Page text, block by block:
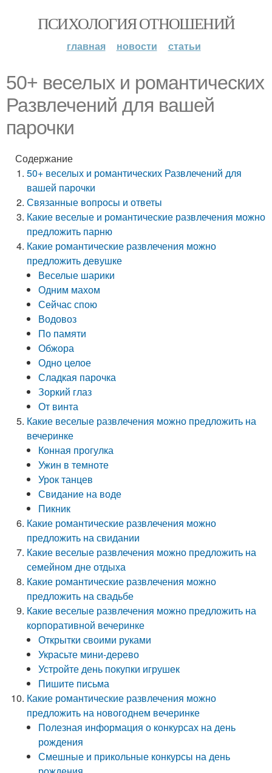
ПСИХОЛОГИЯ ОТНОШЕНИЙ
главная новости статьи
50+ веселых и романтических
Развлечений для вашей
парочки
Содержание
50+ веселых и романтических Развлечений для
вашей парочки
Связанные вопросы и ответы
Какие веселые и романтические развлечения можно
предложить парню
Какие романтические развлечения можно
предложить девушке
Веселые шарики
Одним махом
Сейчас спою
Водовоз
По памяти
Обжора
Одно целое
Сладкая парочка
Зоркий глаз
От винта
Какие веселые развлечения можно предложить на
вечеринке
Конная прогулка
Ужин в темноте
Урок танцев
Свидание на воде
Пикник
Какие романтические развлечения можно
предложить на свидании
Какие веселые развлечения можно предложить на
семейном дне отдыха
Какие романтические развлечения можно
предложить на свадьбе
Какие веселые развлечения можно предложить на
корпоративной вечеринке
Открытки своими руками
Украсьте мини-дерево
Устройте день покупки игрушек
Пишите письма
Какие романтические развлечения можно
предложить на новогоднем вечеринке
Полезная информация о конкурсах на день
рождения
Смешные и прикольные конкурсы на день